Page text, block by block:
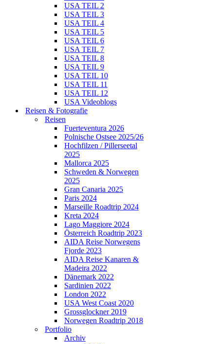
USA TEIL 2
USA TEIL 3
USA TEIL 4
USA TEIL 5
USA TEIL 6
USA TEIL 7
USA TEIL 8
USA TEIL 9
USA TEIL 10
USA TEIL 11
USA TEIL 12
USA Videoblogs
Reisen & Fotografie
Reisen
Fuerteventura 2026
Polnische Ostsee 2025/26
Hochfilzen / Pillerseetal
2025
Mallorca 2025
Schweden & Norwegen
2025
Gran Canaria 2025
Paris 2024
Marseille Roadtrip 2024
Kreta 2024
Lago Maggiore 2024
Österreich Roadtrip 2023
AIDA Reise Norwegens
Fjorde 2023
AIDA Reise Kanaren &
Madeira 2022
Dänemark 2022
Sardinien 2022
London 2022
USA West Coast 2020
Grossglockner 2019
Norwegen Roadtrip 2018
Portfolio
Archiv